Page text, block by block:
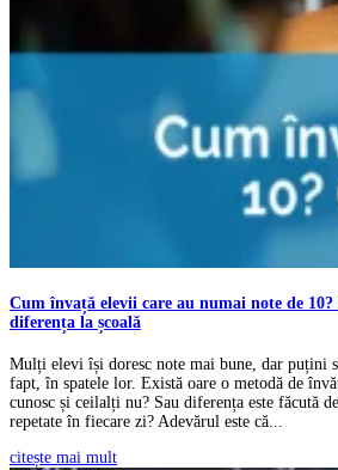
Cum învață elevii care au numai note de
diferența la școală
Mulți elevi își doresc note mai bune, dar puțini
fapt, în spatele lor. Există oare o metodă de
cunosc și ceilalți nu? Sau diferența este făcută
repetate în fiecare zi? Adevărul este că...
citește mai mult